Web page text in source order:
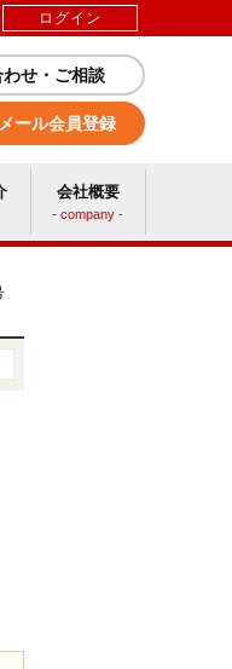
ログイン
わせ・ご相談
メール会員登録
会社概要
- company -